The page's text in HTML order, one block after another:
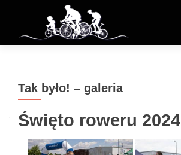
Tak było! – galeria
Święto roweru 2024